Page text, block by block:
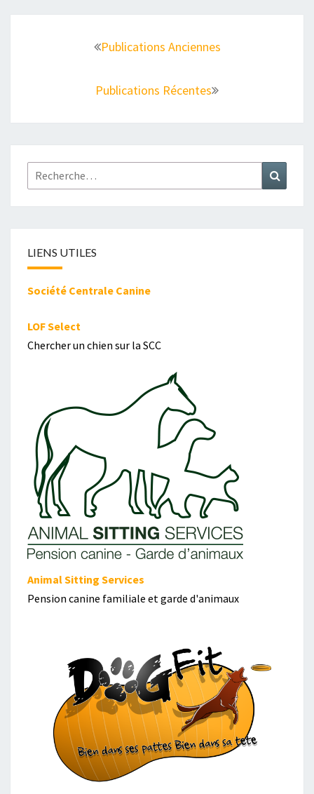
Publications Anciennes
Publications Récentes
Rechercher :
LIENS UTILES
Société Centrale Canine
LOF Select
Chercher un chien sur la SCC
Animal Sitting Services
Pension canine familiale et garde d'animaux